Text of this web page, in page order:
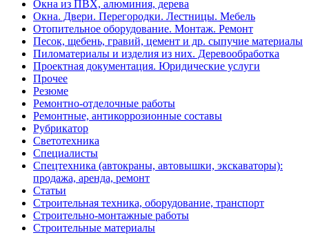
Окна из ПВХ, алюминия, дерева
Окна. Двери. Перегородки. Лестницы. Мебель
Отопительное оборудование. Монтаж. Ремонт
Песок, щебень, гравий, цемент и др. сыпучие материалы
Пиломатериалы и изделия из них. Деревообработка
Проектная документация. Юридические услуги
Прочее
Резюме
Ремонтно-отделочные работы
Ремонтные, антикоррозионные составы
Рубрикатор
Светотехника
Специалисты
Спецтехника (автокраны, автовышки, экскаваторы):
продажа, аренда, ремонт
Статьи
Строительная техника, оборудование, транспорт
Строительно-монтажные работы
Строительные материалы